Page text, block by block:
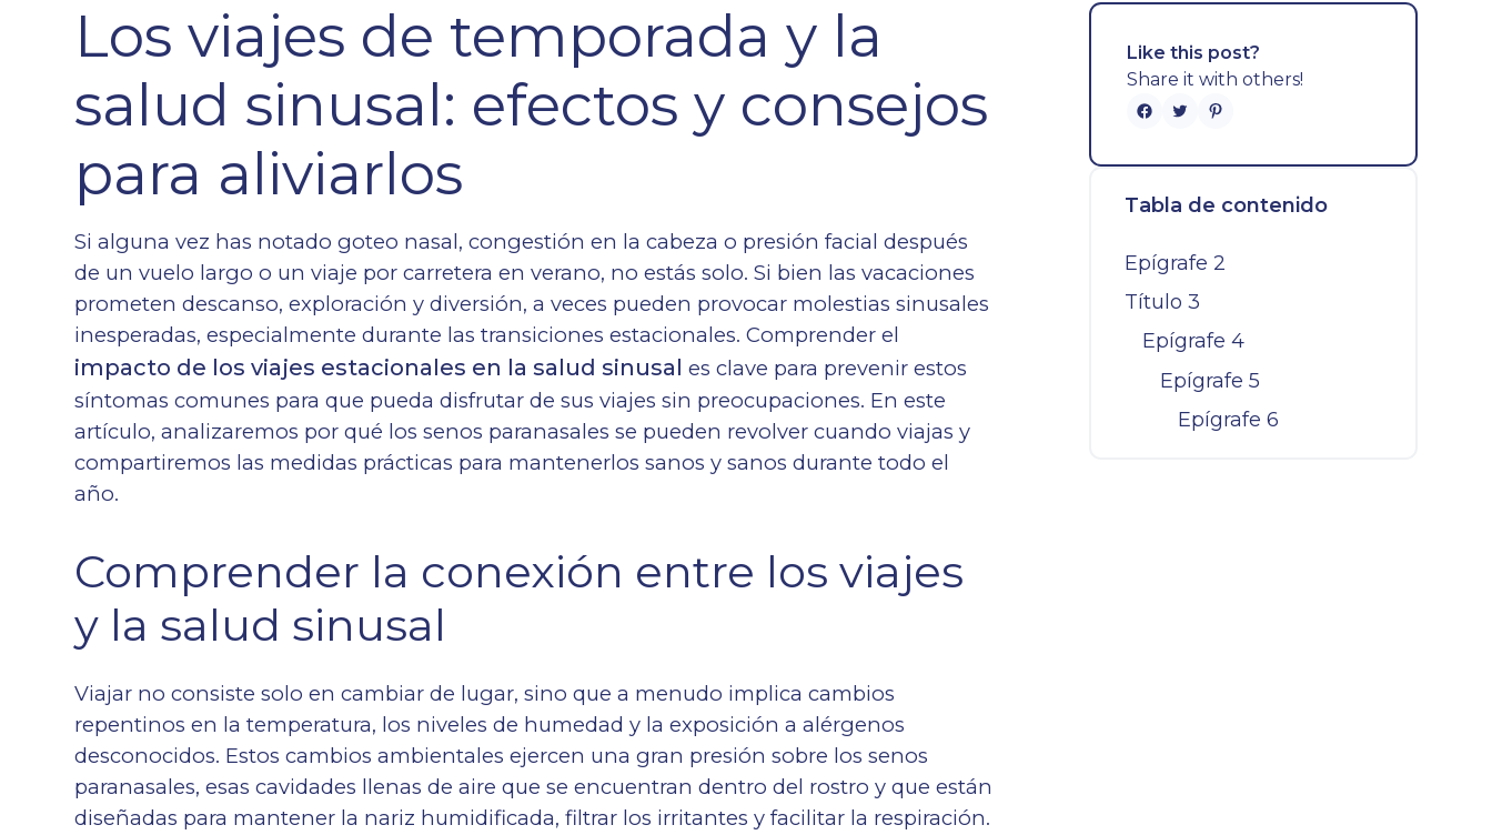
Los viajes de temporada y la
salud sinusal: efectos y consejos
para aliviarlos
Si alguna vez has notado goteo nasal, congestión en la cabeza o presión facial después
de un vuelo largo o un viaje por carretera en verano, no estás solo. Si bien las vacaciones
prometen descanso, exploración y diversión, a veces pueden provocar molestias sinusales
inesperadas, especialmente durante las transiciones estacionales. Comprender el
impacto de los viajes estacionales en la salud sinusal es clave para prevenir estos
síntomas comunes para que pueda disfrutar de sus viajes sin preocupaciones. En este
artículo, analizaremos por qué los senos paranasales se pueden revolver cuando viajas y
compartiremos las medidas prácticas para mantenerlos sanos y sanos durante todo el
año.
Comprender la conexión entre los viajes
y la salud sinusal
Viajar no consiste solo en cambiar de lugar, sino que a menudo implica cambios
repentinos en la temperatura, los niveles de humedad y la exposición a alérgenos
desconocidos. Estos cambios ambientales ejercen una gran presión sobre los senos
paranasales, esas cavidades llenas de aire que se encuentran dentro del rostro y que están
diseñadas para mantener la nariz humidificada, filtrar los irritantes y facilitar la respiración.
Like this post?
Share it with others!
Tabla de contenido
Epígrafe 2
Título 3
Epígrafe 4
Epígrafe 5
Epígrafe 6